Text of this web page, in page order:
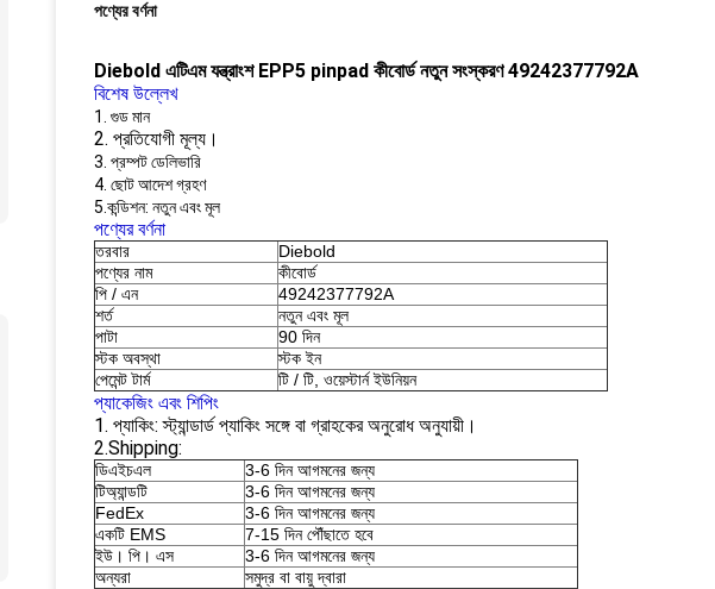
পণ্যের বর্ণনা
Diebold এটিএম যন্ত্রাংশ EPP5 pinpad কীবোর্ড নতুন সংস্করণ 49242377792A
বিশেষ উল্লেখ
1. গুড মান
2. প্রতিযোগী মূল্য।
3. প্রম্পট ডেলিভারি
4. ছোট আদেশ গ্রহণ
5.কন্ডিশন: নতুন এবং মূল
পণ্যের বর্ণনা
তরবার
Diebold
পণ্যের নাম
কীবোর্ড
পি / এন
49242377792A
শর্ত
নতুন এবং মূল
পাটা
90 দিন
স্টক অবস্থা
স্টক ইন
পেমেন্ট টার্ম
টি / টি, ওয়েস্টার্ন ইউনিয়ন
প্যাকেজিং এবং শিপিং
1. প্যাকিং: স্ট্যান্ডার্ড প্যাকিং সঙ্গে বা গ্রাহকের অনুরোধ অনুযায়ী।
2.Shipping:
ডিএইচএল
3-6 দিন আগমনের জন্য
টিঅ্যান্ডটি
3-6 দিন আগমনের জন্য
FedEx
3-6 দিন আগমনের জন্য
একটি EMS
7-15 দিন পৌঁছাতে হবে
ইউ। পি। এস
3-6 দিন আগমনের জন্য
অন্যরা
সমুদ্র বা বায়ু দ্বারা